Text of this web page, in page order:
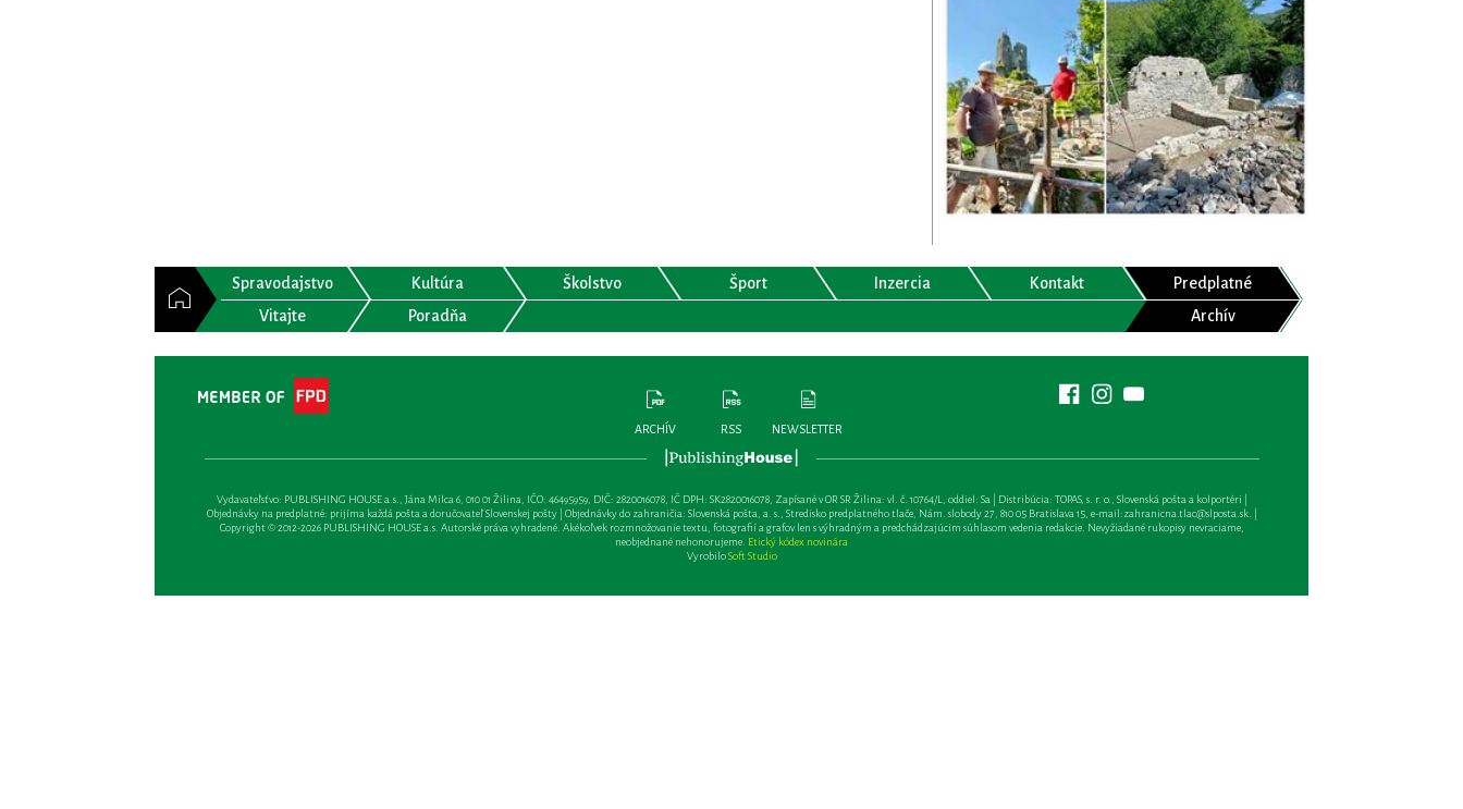
Spravodajstvo Kultúra Školstvo Šport Inzercia Kontakt
Predplatné
Vitajte
Poradňa Archív
ARCHÍV RSS NEWSLETTER
Vydavateľsťvo: PUBLISHING HOUSE a.s., Jána Milca 6, 010 01 Žilina, IČO: 46495959, DIČ: 2820016078, IČ DPH: SK2820016078, Zapísané v OR SR Žilina: vl. č. 10764/L, oddiel: Sa | Distribúcia: TOPAS, s. r. o., Slovenská pošta a kolportéri |
Objednávky na predplatné: prijíma každá pošta a doručovateľ Slovenskej pošty | Objednávky do zahraničia: Slovenská pošta, a. s., Stredisko predplatného tlače, Nám. slobody 27, 810 05 Bratislava 15, e-mail:zahranicna.tlac@slposta.sk. |
Copyright © 2012-2026 PUBLISHING HOUSE a.s. Autorské práva vyhradené. Akékoľvek rozmnožovanie textu, fotografií a grafov len s výhradným a predchádzajúcim súhlasom vedenia redakcie. Nevyžiadané rukopisy nevraciame,
neobjednané nehonorujeme. Etický kódex novinára
VyrobiloSoft Studio